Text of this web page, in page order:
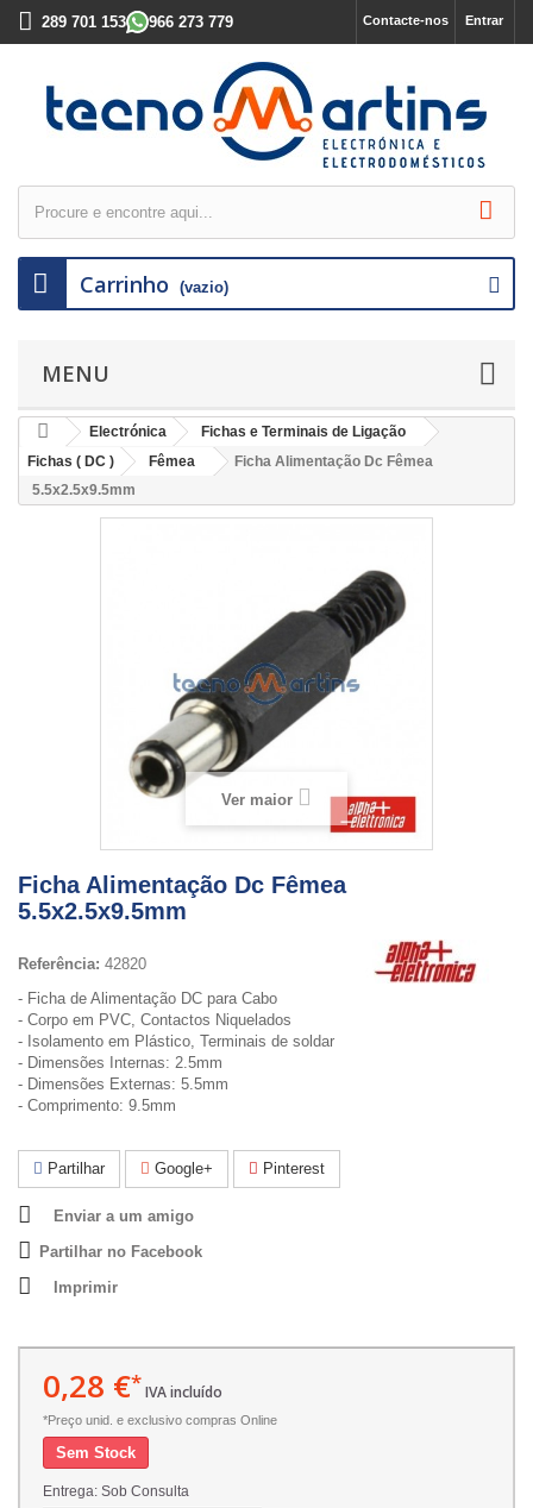
Entrar
Contacte-nos
289 701 153 966 273 779
Carrinho (vazio)
MENU
Electrónica
Fichas e Terminais de Ligação
Fichas ( DC )
Fêmea
Ficha Alimentação Dc Fêmea
5.5x2.5x9.5mm
Ver maior
Ficha Alimentação Dc Fêmea
5.5x2.5x9.5mm
Referência: 42820
- Ficha de Alimentação DC para Cabo
- Corpo em PVC, Contactos Niquelados
- Isolamento em Plástico, Terminais de soldar
- Dimensões Internas: 2.5mm
- Dimensões Externas: 5.5mm
- Comprimento: 9.5mm
Partilhar Google+ Pinterest
Enviar a um amigo
Partilhar no Facebook
Imprimir
0,28 €*IVA incluído
*Preço unid. e exclusivo compras Online
Sem Stock
Entrega: Sob Consulta